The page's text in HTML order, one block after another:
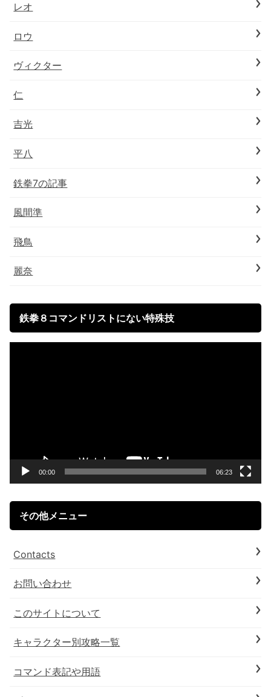
レオ
ロウ
ヴィクター
仁
吉光
平八
鉄拳7の記事
風間準
飛鳥
麗奈
鉄拳８コマンドリストにない特殊技
00:00 06:23
その他メニュー
Contacts
お問い合わせ
このサイトについて
キャラクター別攻略一覧
コマンド表記や用語